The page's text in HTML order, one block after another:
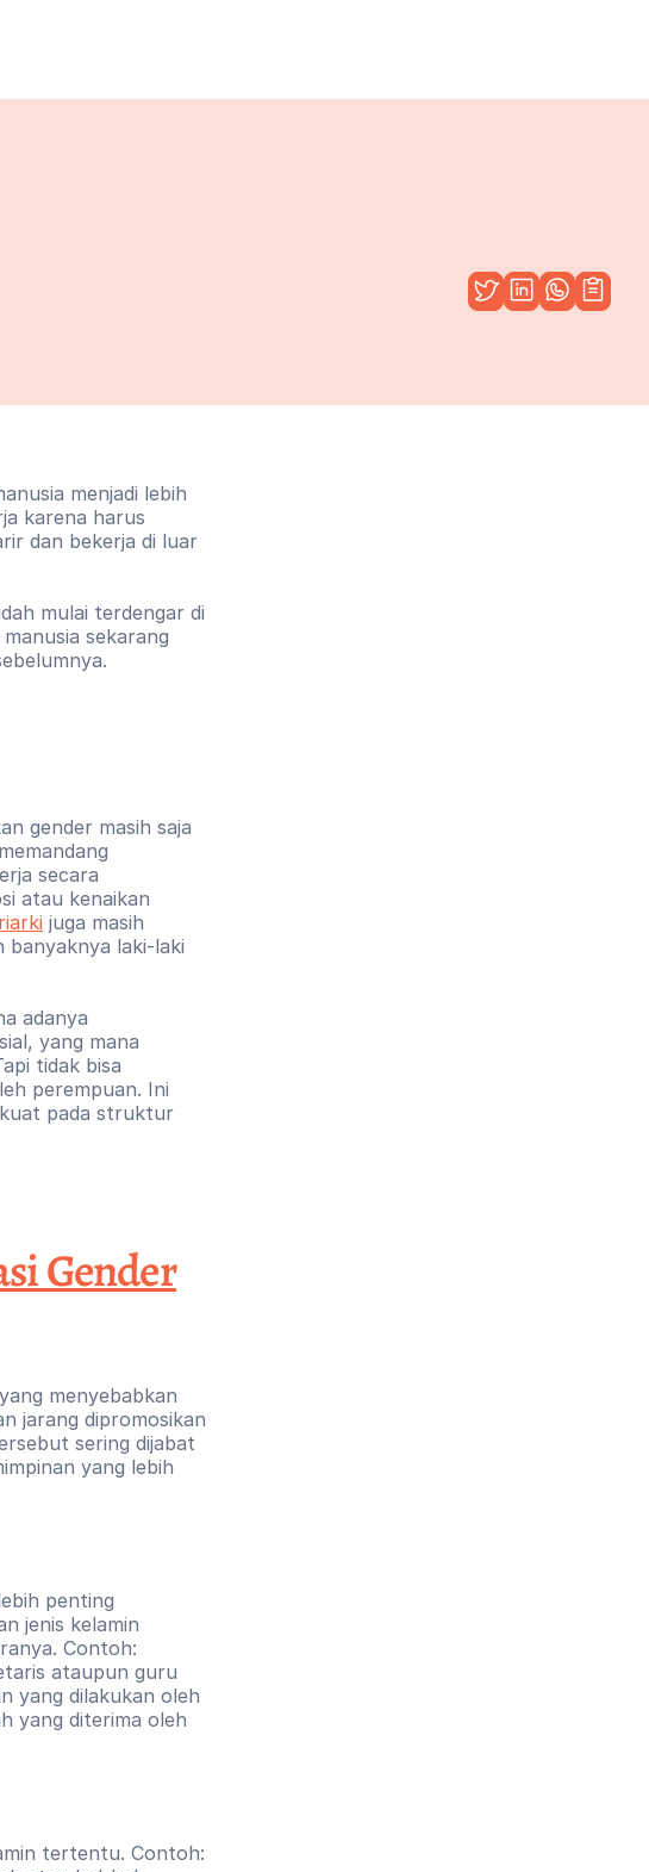
menjadi lebih
karena harus
dan bekerja di luar
mulai terdengar di
sekarang
gender masih saja
secara
atau kenaikan
juga masih
banyaknya laki-laki
adanya
yang mana
tidak bisa
perempuan. Ini
kuat pada struktur
Gender
menyebabkan
jarang dipromosikan
sering dijabat
yang lebih
penting
jenis kelamin
Contoh:
ataupun guru
yang dilakukan oleh
yang diterima oleh
tertentu. Contoh: